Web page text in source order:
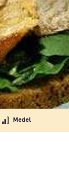
Medel